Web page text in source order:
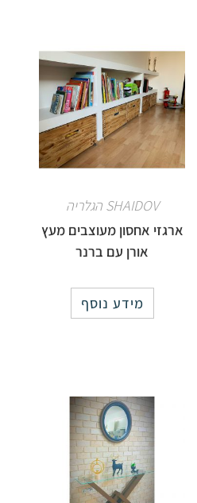
SHAIDOV הגלריה
ארגזי אחסון מעוצבים מעץ
אורן עם ברנר
מידע נוסף